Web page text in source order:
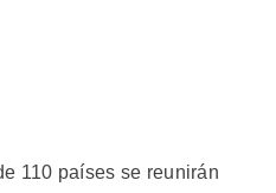
110 países se reunirán